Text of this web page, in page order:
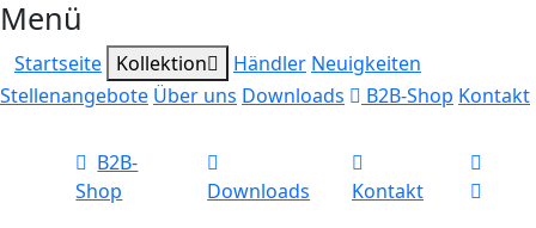
Menü
Startseite Kollektion Händler Neuigkeiten
Stellenangebote Über uns Downloads B2B-Shop Kontakt
B2B-
Shop
Downloads Kontakt